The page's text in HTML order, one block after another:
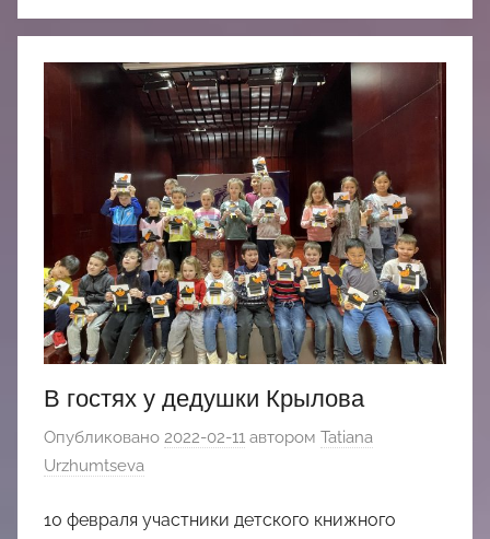
В гостях у дедушки Крылова
Опубликовано 2022-02-11 автором Tatiana
Urzhumtseva
10 февраля участники детского книжного